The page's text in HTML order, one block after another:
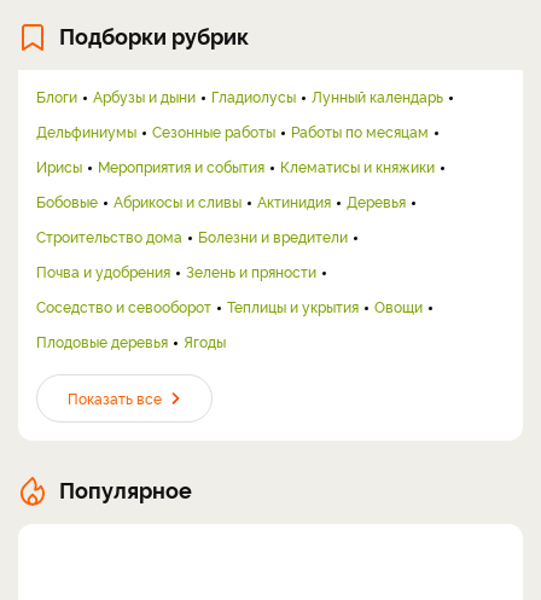
Подборки рубрик
Блоги Арбузы и дыни Гладиолусы
Лунный календарь
Дельфиниумы
Сезонные работы
Работы по месяцам
Ирисы
Мероприятия и события
Клематисы и княжики
Бобовые
Абрикосы и сливы Актинидия
Деревья
Строительство дома
Болезни и вредители
Почва и удобрения
Зелень и пряности
Соседство и севооборот
Теплицы и укрытия
Овощи
Плодовые деревья
Ягоды
Показать все
Популярное